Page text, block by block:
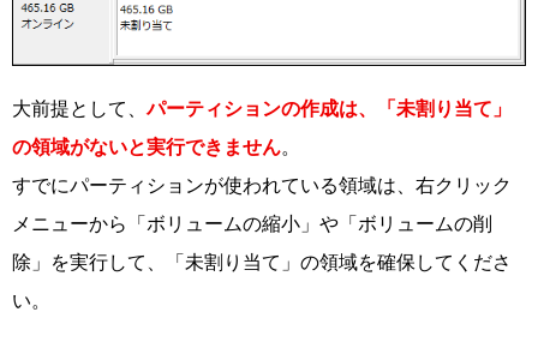
大前提として、パーティションの作成は、「未割り当て」
の領域がないと実行できません。
すでにパーティションが使われている領域は、右クリック
メニューから「ボリュームの縮小」や「ボリュームの削
除」を実行して、「未割り当て」の領域を確保してくださ
い。